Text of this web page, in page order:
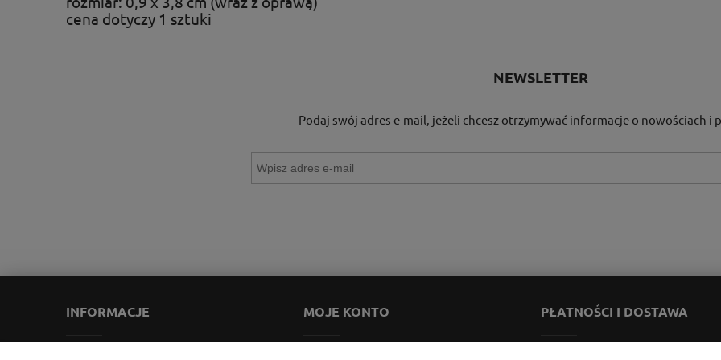
cena dotyczy 1 sztuki
NEWSLETTER
Podaj swój adres e-mail, jeżeli chcesz otrzymywać informacje o nowościach i
INFORMACJE MOJE KONTO PŁATNOŚCI I DOSTAWA